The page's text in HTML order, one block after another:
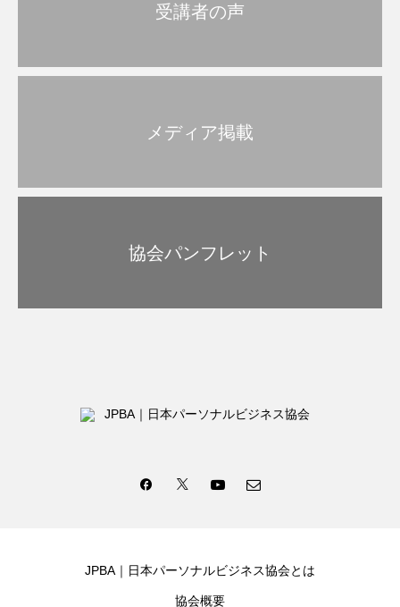
受講者の声
メディア掲載
協会パンフレット
JPBA｜日本パーソナルビジネス協会とは
協会概要